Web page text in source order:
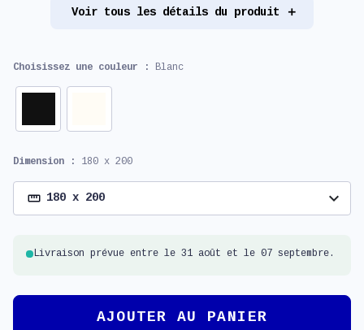
Voir tous les détails du produit
Choisissez une couleur : Blanc
Dimension : 180 x 200
180 x 200 expand_more
Livraison prévue entre le 31 août et le 07 septembre.
AJOUTER AU PANIER